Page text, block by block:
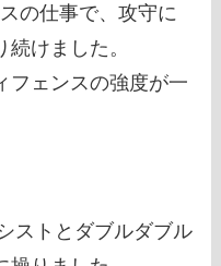
の仕事で、攻守に
けました。
フェンスの強度が一
ストとダブルダブル